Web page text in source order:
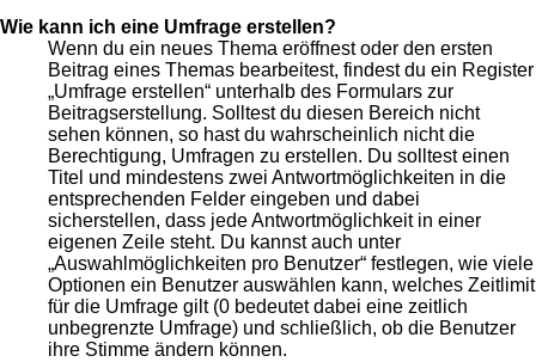
Wie kann ich eine Umfrage erstellen?
Wenn du ein neues Thema eröffnest oder den ersten
Beitrag eines Themas bearbeitest, findest du ein Register
„Umfrage erstellen“ unterhalb des Formulars zur
Beitragserstellung. Solltest du diesen Bereich nicht
sehen können, so hast du wahrscheinlich nicht die
Berechtigung, Umfragen zu erstellen. Du solltest einen
Titel und mindestens zwei Antwortmöglichkeiten in die
entsprechenden Felder eingeben und dabei
sicherstellen, dass jede Antwortmöglichkeit in einer
eigenen Zeile steht. Du kannst auch unter
„Auswahlmöglichkeiten pro Benutzer“ festlegen, wie viele
Optionen ein Benutzer auswählen kann, welches Zeitlimit
für die Umfrage gilt (0 bedeutet dabei eine zeitlich
unbegrenzte Umfrage) und schließlich, ob die Benutzer
ihre Stimme ändern können.